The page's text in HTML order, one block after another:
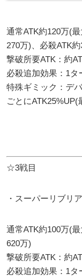
通常ATK約120万(
270万)、必殺ATK
撃破所要ATK：約
必殺追加効果：1タ
特殊ギミック：デ
ごとにATK25%UP(
☆3戦目
・スーパーリブリ
通常ATK約100万(
620万)
撃破所要ATK：約
必殺追加効果：1タ